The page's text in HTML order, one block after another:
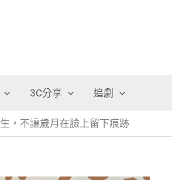
3C分享 追劇
，不讓歲月在臉上留下痕跡